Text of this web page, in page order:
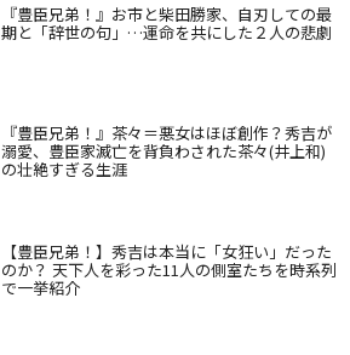
『豊臣兄弟！』お市と柴田勝家、自刃しての最
期と「辞世の句」…運命を共にした２人の悲劇
『豊臣兄弟！』茶々＝悪女はほぼ創作？秀吉が
溺愛、豊臣家滅亡を背負わされた茶々(井上和)
の壮絶すぎる生涯
【豊臣兄弟！】秀吉は本当に「女狂い」だった
のか？ 天下人を彩った11人の側室たちを時系列
で一挙紹介